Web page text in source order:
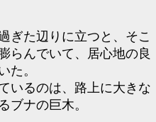
ぎた辺りに立つと、そこ
らんでいて、居心地の良
た。
いるのは、路上に大きな
ブナの巨木。